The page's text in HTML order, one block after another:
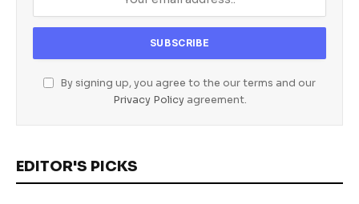
By signing up, you agree to the our terms and our
Privacy Policyagreement.
EDITOR'S PICKS